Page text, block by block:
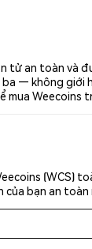
tử an toàn
— không
mua Weecoins
(WCS)
bạn an